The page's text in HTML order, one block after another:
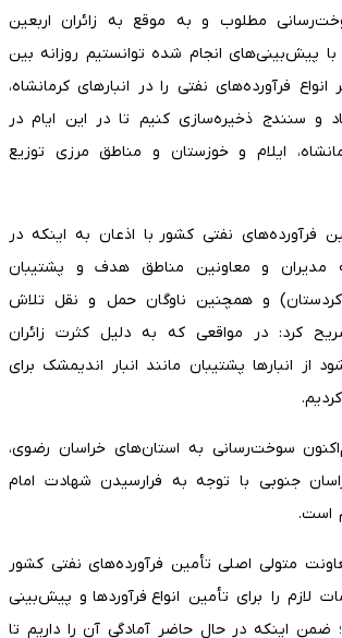
مطلوب و به موقع به زائران اربعین
پیش‌بینی‌های انجام شده توانستیم روزانه بین
لیتر انواع فرآورده‌های نفتی را در انبارهای کرمانشاه،
و سنندج ذخیره‌سازی کنیم تا در این ایام در
ایلام و خوزستان و مناطق مرزی توزیع
فرآورده‌های نفتی کشور با اذعان به اینکه در
مدیران و معاونین مناطق هدف و پشتیبان
و همچنین ناوگان حمل و نقل تلاش
کرد: در مواقعی که به دلیل کثرت زائران
از انبارها پشتیبان مانند انبار اندیمشک برای
سوخت‌رسانی به استان‌های خراسان رضوی،
جنوبی با توجه به فرارسیدن شهادت امام
است.
متولی اصلی تأمین فرآورده‌های نفتی کشور
لازم را برای تأمین انواع فرآوردها و پیش‌بینی
اینکه در حال حاضر آمادگی آن را داریم تا